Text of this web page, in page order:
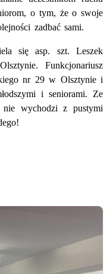
o tym, że o swoje
zadbać sami.
się asp. szt. Leszek
Funkcjonariusz
nr 29 w Olsztynie i
i seniorami. Ze
nie wychodzi z pustymi